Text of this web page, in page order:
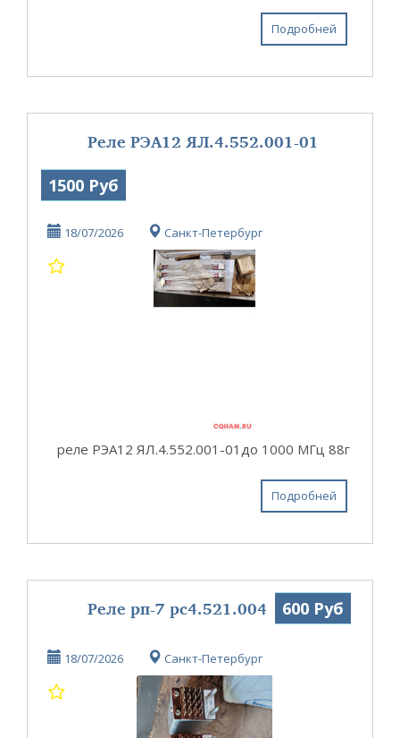
оригинальной ленинградской осциллографиче...
Подробней
Реле РЭА12 ЯЛ.4.552.001-01
1500 Руб
18/07/2026 Санкт-Петербург
реле РЭА12 ЯЛ.4.552.001-01до 1000 МГц 88г
Подробней
Реле рп-7 рс4.521.004 600 Руб
18/07/2026 Санкт-Петербург